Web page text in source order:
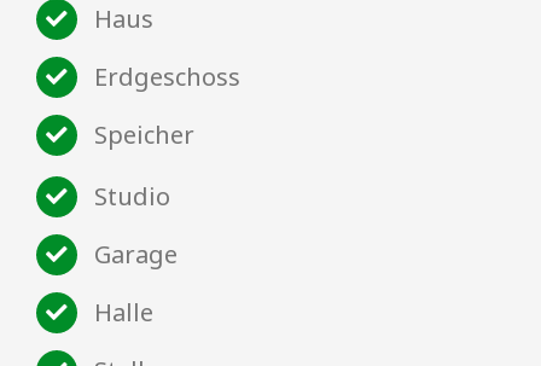
Haus
Erdgeschoss
Speicher
Studio
Garage
Halle